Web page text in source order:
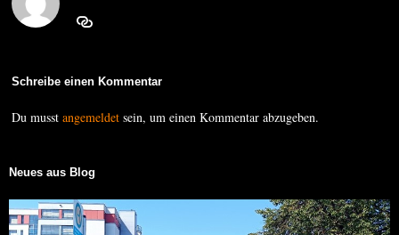
Schreibe einen Kommentar
Du musstangemeldet sein, um einen Kommentar abzugeben.
Neues aus Blog